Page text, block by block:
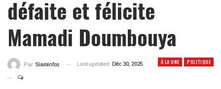
défaite et félicite
Mamadi Doumbouya
À LA UNE POLITIQUE
Par Siaminfos Last updated Déc 30, 2025